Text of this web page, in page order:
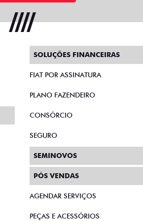
SOLUÇÕES FINANCEIRAS
FIAT POR ASSINATURA
PLANO FAZENDEIRO
CONSÓRCIO
SEGURO
SEMINOVOS
PÓS VENDAS
AGENDAR SERVIÇOS
PEÇAS E ACESSÓRIOS